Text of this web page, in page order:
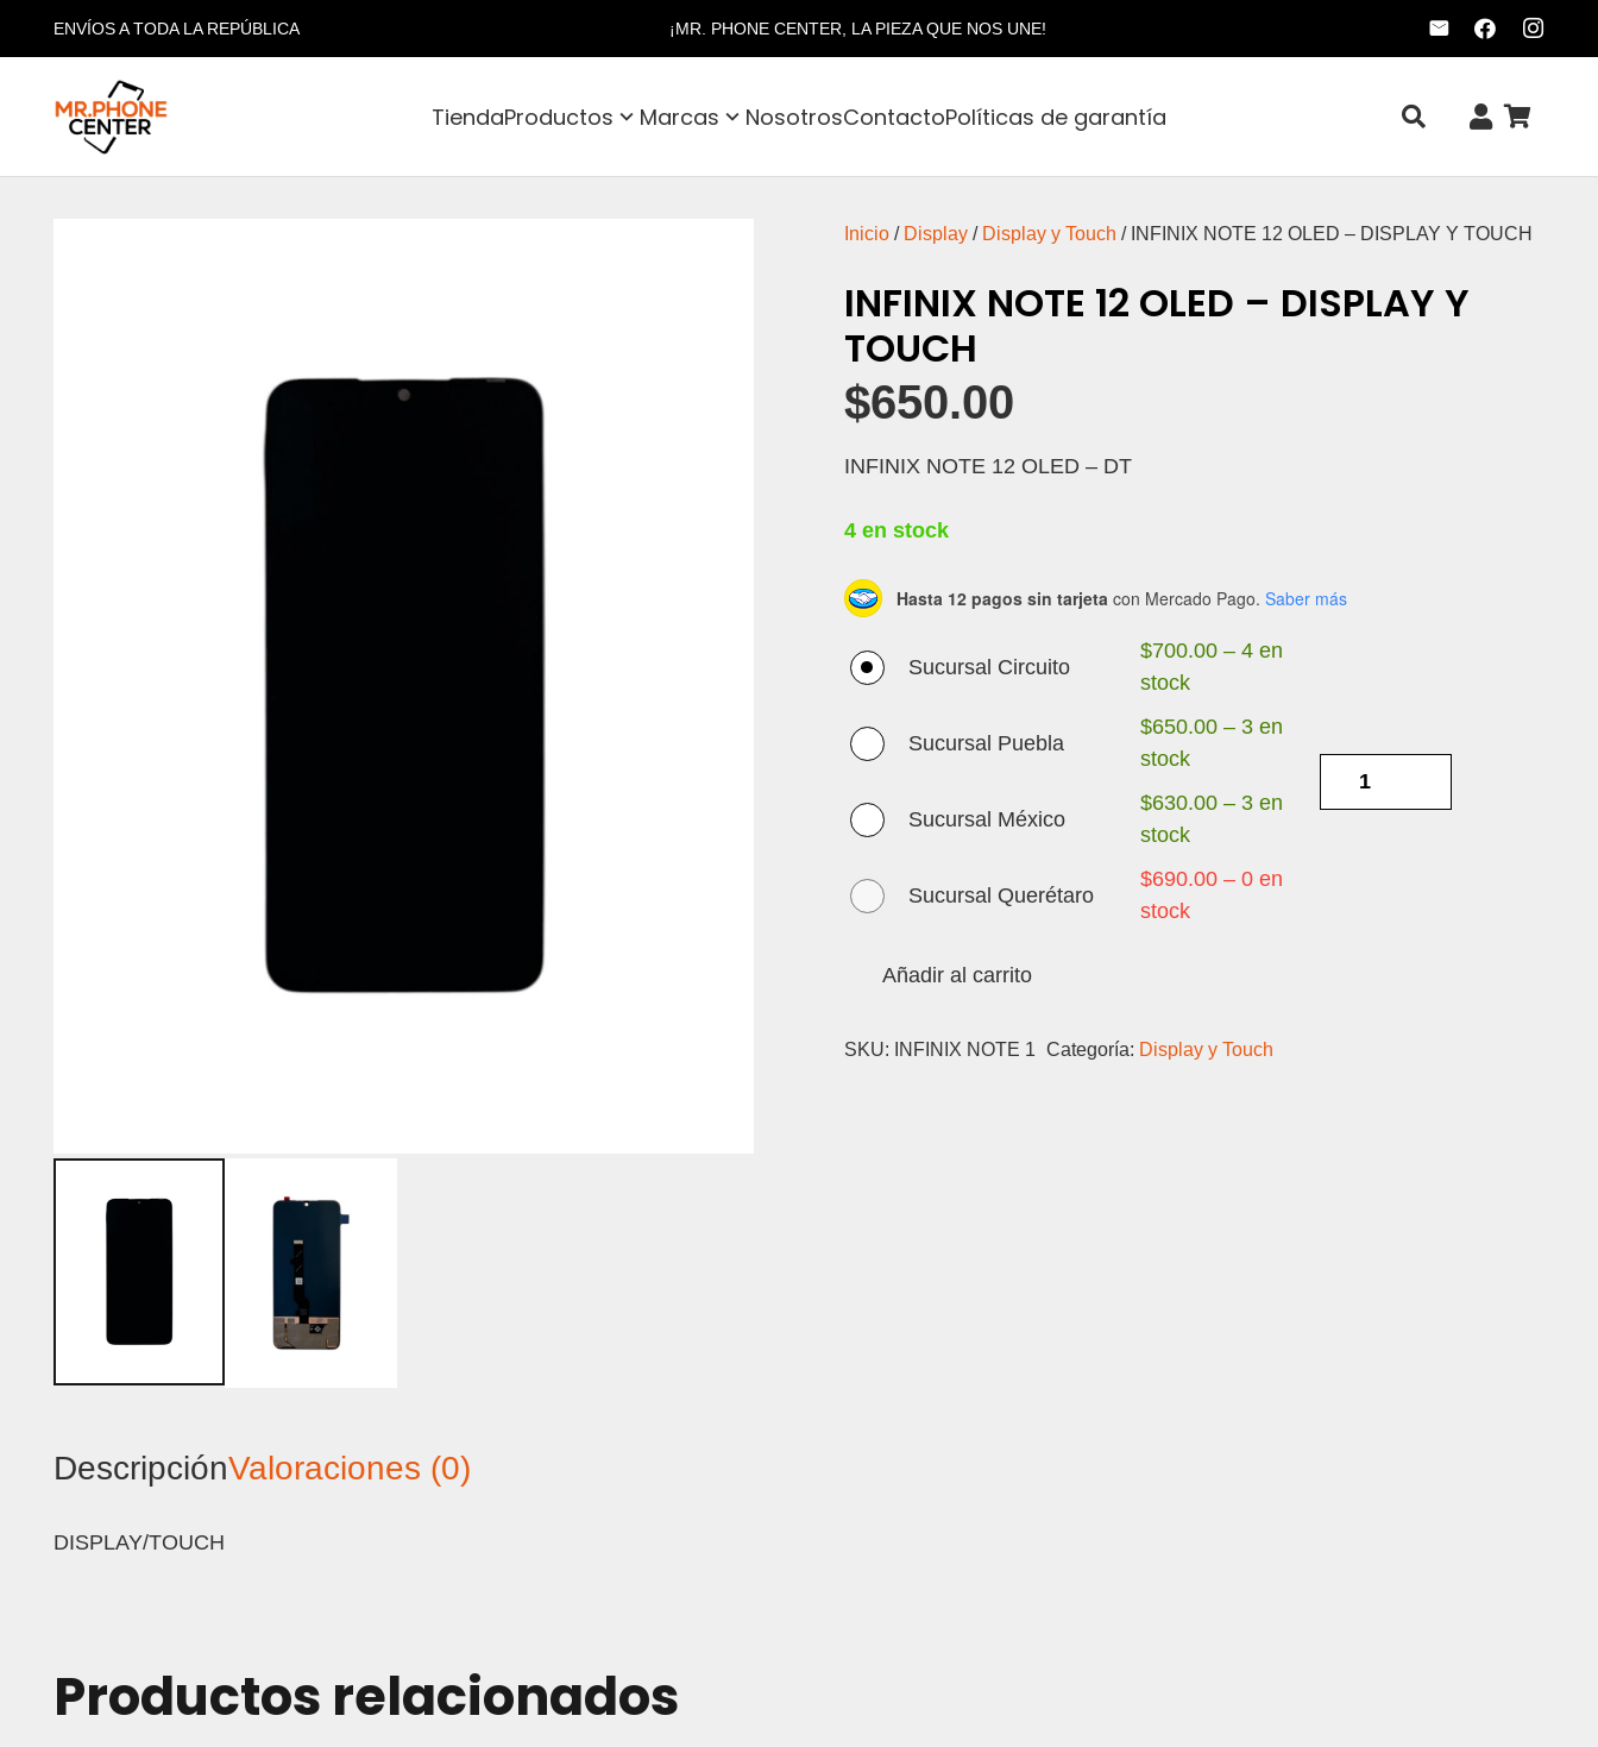
ENVÍOS A TODA LA REPÚBLICA ¡MR. PHONE CENTER, LA PIEZA QUE NOS UNE!
TiendaProductos Marcas NosotrosContactoPolíticas de garantía
Inicio/ Display/ Display y Touch / INFINIX NOTE 12 OLED – DISPLAY Y TOUCH
INFINIX NOTE 12 OLED – DISPLAY Y
TOUCH
$650.00
INFINIX NOTE 12 OLED – DT
4 en stock
Hasta 12 pagos sin tarjeta con Mercado Pago. Saber más
Sucursal Circuito
$700.00– 4 en
stock
Sucursal Puebla
$650.00– 3 en
stock
Sucursal México
$630.00– 3 en
stock
Sucursal Querétaro
$690.00– 0 en
stock
Añadir al carrito
SKU: INFINIX NOTE 1 Categoría: Display y Touch
DescripciónValoraciones (0)
DISPLAY/TOUCH
Productos relacionados